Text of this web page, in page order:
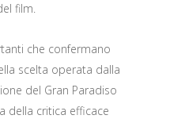
film.
che confermano
scelta operata dalla
del Gran Paradiso
della critica efficace